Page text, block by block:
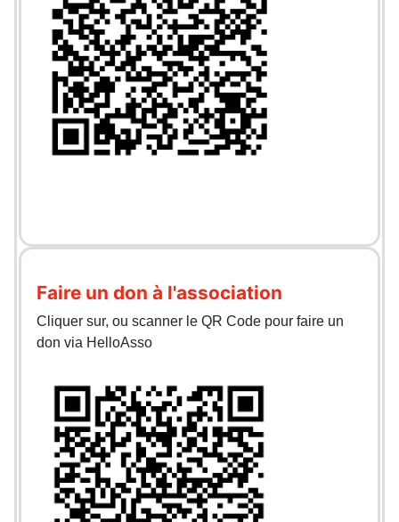
Faire un don à l'association
Cliquer sur, ou scanner le QR Code pour faire un
don via HelloAsso